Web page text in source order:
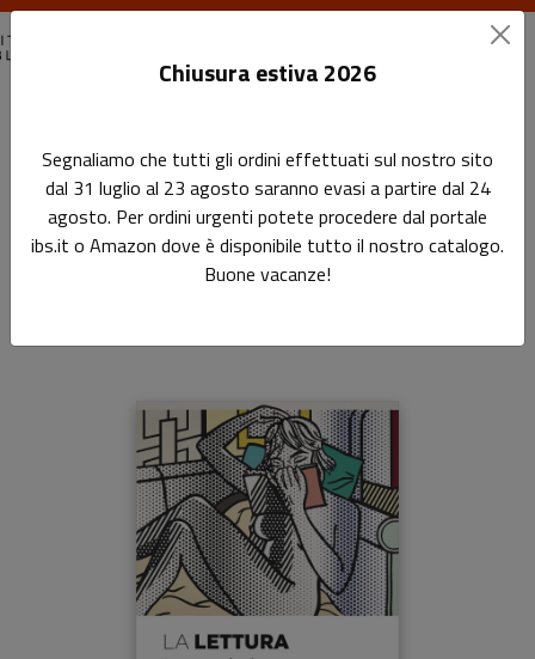
La lettura
Storie, teorie, luoghi
Chiusura estiva 2026
Segnaliamo che tutti gli ordini effettuati sul nostro sito
dal 31 luglio al 23 agosto saranno evasi a partire dal 24
agosto. Per ordini urgenti potete procedere dal portale
ibs.it o Amazon dove è disponibile tutto il nostro catalogo.
Buone vacanze!